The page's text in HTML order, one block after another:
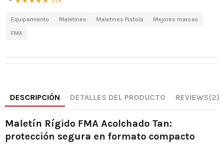
Equipamiento Maletines Maletines Pistola
Mejores marcas
FMA
DESCRIPCIÓN DETALLES DEL PRODUCTO REVIEWS(2)
Maletín Rígido FMA Acolchado Tan:
protección segura en formato compacto